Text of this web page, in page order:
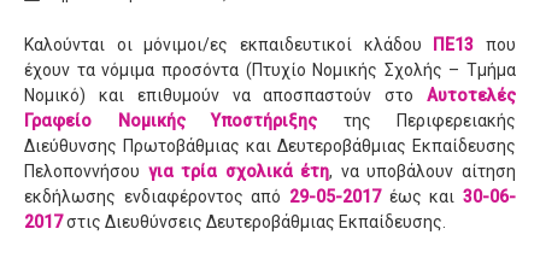
Διορισμοί - Προσλήψεις
Συνταξιοδοτήσεις
Μετατάξεις
Επιμoρφώσεις
Οικονομικά
Καλούνται οι μόνιμοι/ες εκπαιδευτικοί κλάδου ΠΕ13 που
έχουν τα νόμιμα προσόντα (Πτυχίο Νομικής Σχολής – Τμήμα
Νομικό) και επιθυμούν να αποσπαστούν στο Αυτοτελές
Γραφείο Νομικής Υποστήριξης της Περιφερειακής
Διεύθυνσης Πρωτοβάθμιας και Δευτεροβάθμιας Εκπαίδευσης
Πελοποννήσου για τρία σχολικά έτη, να υποβάλουν αίτηση
εκδήλωσης ενδιαφέροντος από 29-05-2017έως και 30-06-
2017στις Διευθύνσεις Δευτεροβάθμιας Εκπαίδευσης.